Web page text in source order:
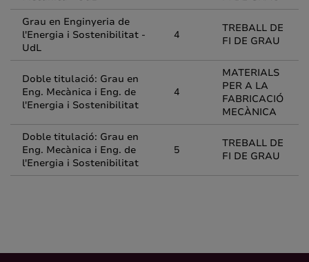
Grau en Enginyeria de
l'Energia i Sostenibilitat -
UdL
4
TREBALL DE
FI DE GRAU
Doble titulació: Grau en
Eng. Mecànica i Eng. de
l'Energia i Sostenibilitat
4
MATERIALS
PER A LA
FABRICACIÓ
MECÀNICA
Doble titulació: Grau en
Eng. Mecànica i Eng. de
l'Energia i Sostenibilitat
5
TREBALL DE
FI DE GRAU